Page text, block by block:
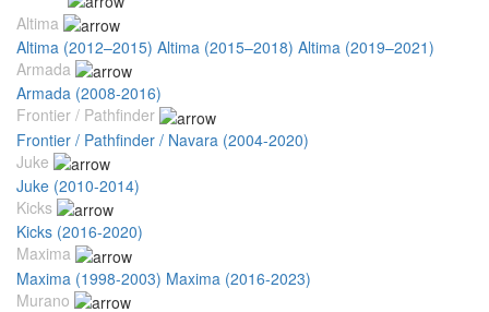
Altima
Altima (2012–2015) Altima (2015–2018) Altima (2019–2021)
Armada
Armada (2008-2016)
Frontier / Pathfinder
Frontier / Pathfinder / Navara (2004-2020)
Juke
Juke (2010-2014)
Kicks
Kicks (2016-2020)
Maxima
Maxima (1998-2003) Maxima (2016-2023)
Murano